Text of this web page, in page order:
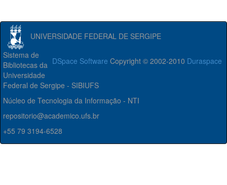
UNIVERSIDADE FEDERAL DE SERGIPE
DSpace Software Copyright © 2002-2010 Duraspace
Sistema de
Bibliotecas da
Universidade
Federal de Sergipe - SIBIUFS
Núcleo de Tecnologia da Informação - NTI
repositorio@academico.ufs.br
+55 79 3194-6528